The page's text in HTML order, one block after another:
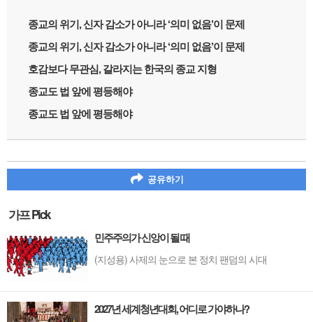
종교의 위기, 신자 감소가 아니라 ‘의미 없음’이 문제
종교의 위기, 신자 감소가 아니라 ‘의미 없음’이 문제
호감보다 무관심, 갈라지는 한국의 종교 지형
종교도 법 앞에 평등해야
종교도 법 앞에 평등해야
공유하기
가프 Pick
민주주의가 신앙이 될 때
(지성용) 사제의 눈으로 본 정치 팬덤의 시대
2027년 세계청년대회, 어디로 가야하나?